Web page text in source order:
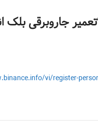
تعمیر جاروبرقی بلک
vi/register-